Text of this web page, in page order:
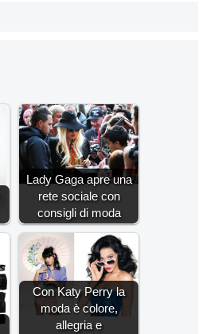
Lady Gaga apre una
rete sociale con
consigli di moda
Con Katy Perry la
moda è colore,
allegria e